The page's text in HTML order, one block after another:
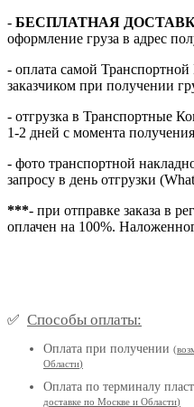
- БЕСПЛАТНАЯ
оформление груза в адрес
- оплата самой
заказчиком при получении
- отгрузка в Транспортные
1-2 дней с момента
- фото транспортной
запросу в день отгрузки
***- при отправке заказа в
оплачен на 100%.
✅ Способы оплаты:
Оплата при получении (
Области)
Оплата по терминалу
доставке по Москве и Области)